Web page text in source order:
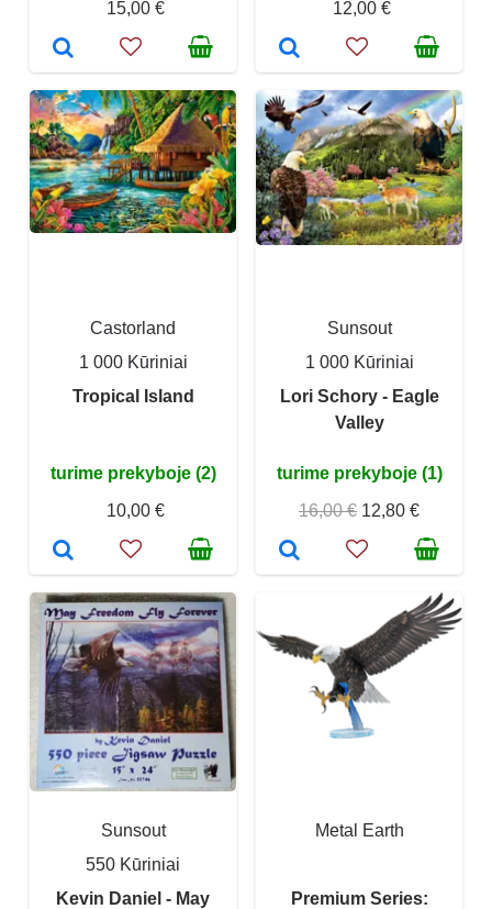
15,00 €
12,00 €
Castorland
1 000 Kūriniai
Tropical Island
turime prekyboje (2)
10,00 €
Sunsout
1 000 Kūriniai
Lori Schory - Eagle
Valley
turime prekyboje (1)
16,00 € 12,80 €
Sunsout
550 Kūriniai
Kevin Daniel - May
Metal Earth
Premium Series: